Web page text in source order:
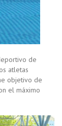
de
atletas
objetivo de
el máximo